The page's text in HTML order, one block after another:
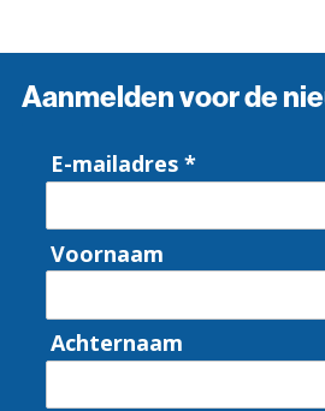
Aanmelden voor de
E-mailadres *
Voornaam
Achternaam